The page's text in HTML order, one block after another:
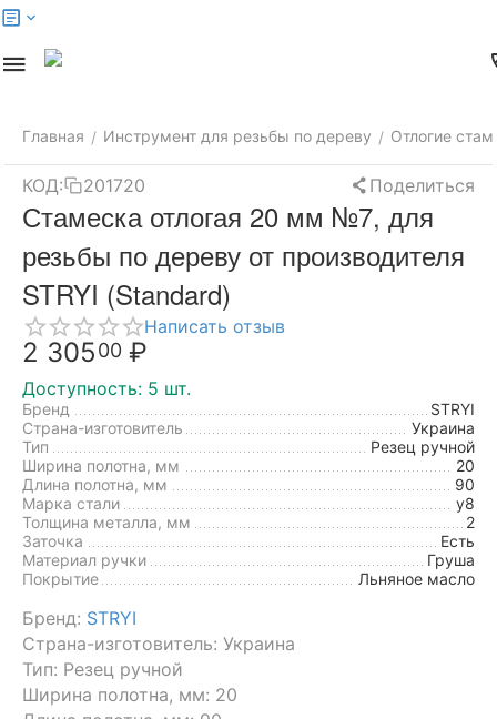
Главная / Инструмент для резьбы по дереву / Отлогие
КОД: 201720 Поделиться
Стамеска отлогая 20 мм №7, для
резьбы по дереву от производителя
STRYI (Standard)
Написать отзыв
2 30500 ₽
Доступность: 5 шт.
Бренд
STRYI
Страна-изготовитель
Украина
Тип
Резец ручной
Ширина полотна, мм
20
Длина полотна, мм
90
Марка стали
у8
Толщина металла, мм
2
Заточка
Есть
Материал ручки
Груша
Покрытие
Льняное масло
Бренд: STRYI
Страна-изготовитель: Украина
Тип: Резец ручной
Ширина полотна, мм: 20
Меню